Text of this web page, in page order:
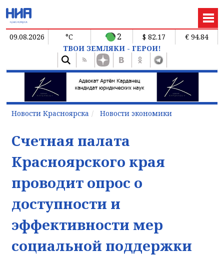
09.08.2026 °C 2 $ 82.17
€ 94.84
ТВОИ ЗЕМЛЯКИ - ГЕРОИ!
Новости Красноярска Новости экономики
Счетная палата
Красноярского края
проводит опрос о
доступности и
эффективности мер
социальной поддержки